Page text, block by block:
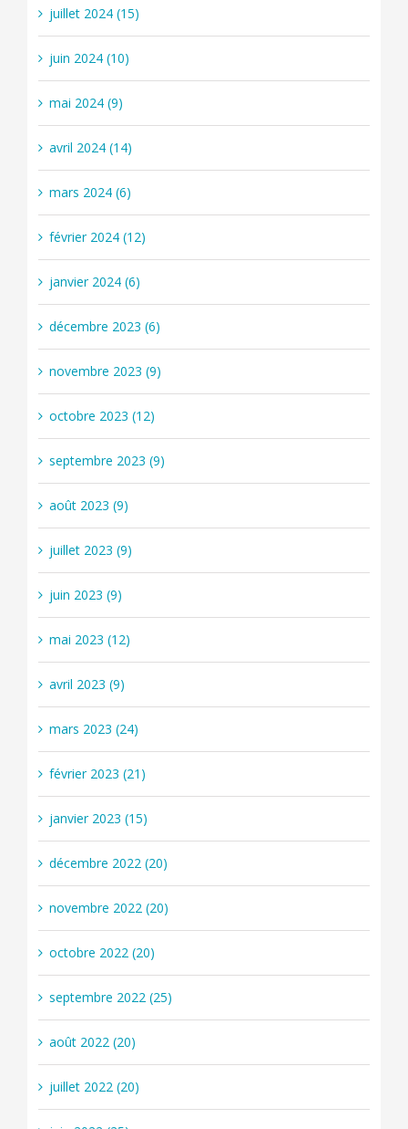
juillet 2024 (15)
juin 2024 (10)
mai 2024 (9)
avril 2024 (14)
mars 2024 (6)
février 2024 (12)
janvier 2024 (6)
décembre 2023 (6)
novembre 2023 (9)
octobre 2023 (12)
septembre 2023 (9)
août 2023 (9)
juillet 2023 (9)
juin 2023 (9)
mai 2023 (12)
avril 2023 (9)
mars 2023 (24)
février 2023 (21)
janvier 2023 (15)
décembre 2022 (20)
novembre 2022 (20)
octobre 2022 (20)
septembre 2022 (25)
août 2022 (20)
juillet 2022 (20)